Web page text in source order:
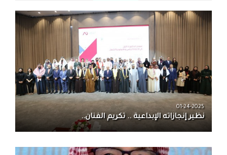
01-24-2025
نظير إنجازاته الإبداعية .. تكريم الفنان..